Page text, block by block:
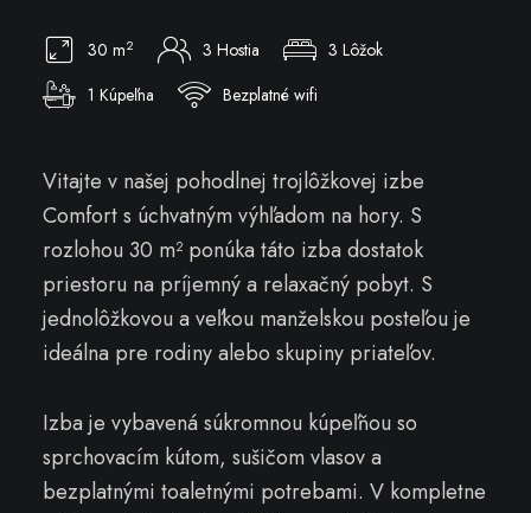
30 m2 3 Hostia
3 Lôžok
1 Kúpeľna
Bezplatné wifi
Vitajte v našej pohodlnej trojlôžkovej izbe
Comfort s úchvatným výhľadom na hory. S
rozlohou 30 m² ponúka táto izba dostatok
priestoru na príjemný a relaxačný pobyt. S
jednolôžkovou a veľkou manželskou posteľou je
ideálna pre rodiny alebo skupiny priateľov.
Izba je vybavená súkromnou kúpeľňou so
sprchovacím kútom, sušičom vlasov a
bezplatnými toaletnými potrebami. V kompletne